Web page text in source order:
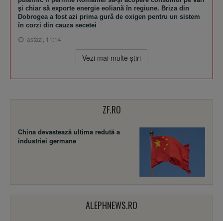
şi chiar să exporte energie eoliană în regiune. Briza din
Dobrogea a fost azi prima gură de oxigen pentru un sistem
în corzi din cauza secetei
astăzi, 11:14
Vezi mai multe ştiri
ZF.RO
China devastează ultima redută a
industriei germane
ALEPHNEWS.RO